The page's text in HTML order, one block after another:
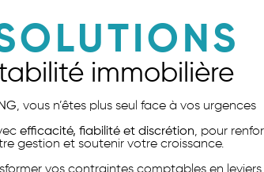
immobilière
, vous n’êtes plus seul face à vos urgences
efficacité, fiabilité et discrétion, pour
gestion et soutenir votre croissance.